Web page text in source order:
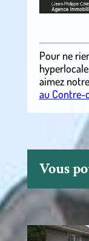
Pour ne
aimez notre
au Contre-
Vous